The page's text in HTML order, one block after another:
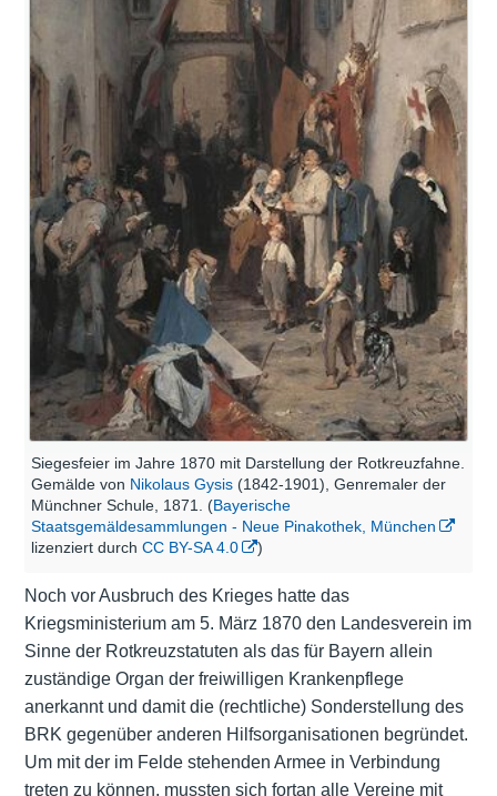
Siegesfeier im Jahre 1870 mit Darstellung der Rotkreuzfahne.
Gemälde von Nikolaus Gysis (1842-1901), Genremaler der
Münchner Schule, 1871. (Bayerische
Staatsgemäldesammlungen - Neue Pinakothek, München
lizenziert durch CC BY-SA 4.0 )
Noch vor Ausbruch des Krieges hatte das
Kriegsministerium am 5. März 1870 den Landesverein im
Sinne der Rotkreuzstatuten als das für Bayern allein
zuständige Organ der freiwilligen Krankenpflege
anerkannt und damit die (rechtliche) Sonderstellung des
BRK gegenüber anderen Hilfsorganisationen begründet.
Um mit der im Felde stehenden Armee in Verbindung
treten zu können, mussten sich fortan alle Vereine mit